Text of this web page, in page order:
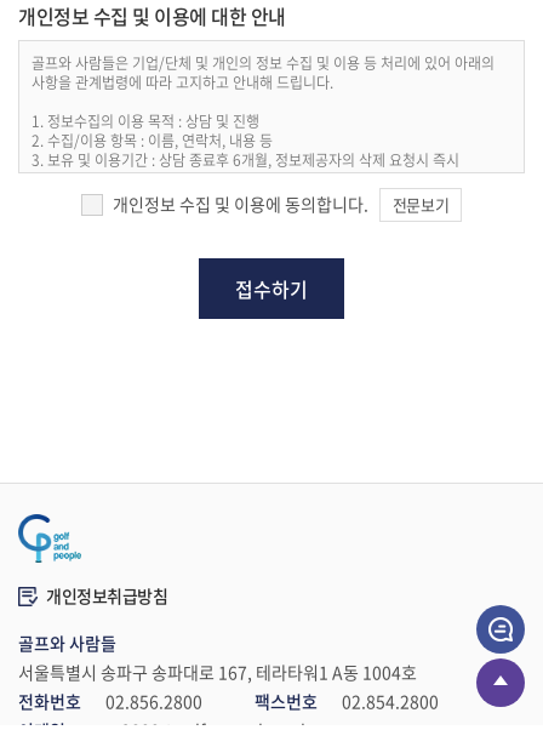
개인정보 수집 및 이용에 대한 안내
골프와 사람들은 기업/단체 및 개인의 정보 수집 및 이용 등 처리에 있어 아래의
사항을 관계법령에 따라 고지하고 안내해 드립니다.
1. 정보수집의 이용 목적 : 상담 및 진행
2. 수집/이용 항목 : 이름, 연락처, 내용 등
3. 보유 및 이용기간 : 상담 종료후 6개월, 정보제공자의 삭제 요청시 즉시
4. 개인정보처리담당 : 전화 02-856-2800 / 이메일
gnp2800@golfnpeople.co.kr
개인정보 수집 및 이용에 동의합니다. 전문보기
개인정보취급방침
골프와 사람들
서울특별시 송파구 송파대로 167, 테라타워1 A동 1004호
전화번호
02.856.2800 팩스번호
02.854.2800